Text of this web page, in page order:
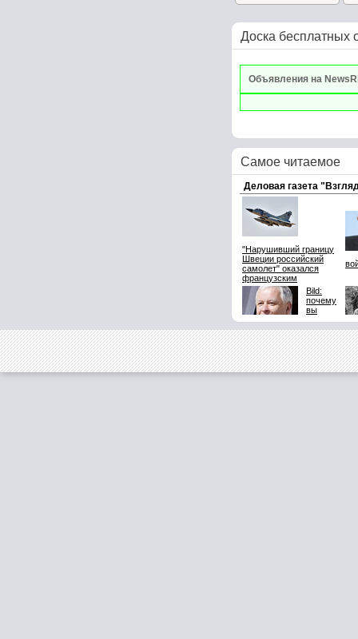
Доска бесплатных
Объявления на
Самое читаемое